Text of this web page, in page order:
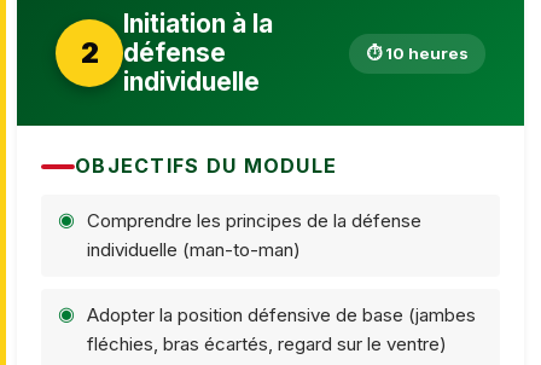
2
Initiation à la
défense
individuelle
⏱ 10 heures
OBJECTIFS DU MODULE
Comprendre les principes de la défense
individuelle (man-to-man)
Adopter la position défensive de base (jambes
fléchies, bras écartés, regard sur le ventre)